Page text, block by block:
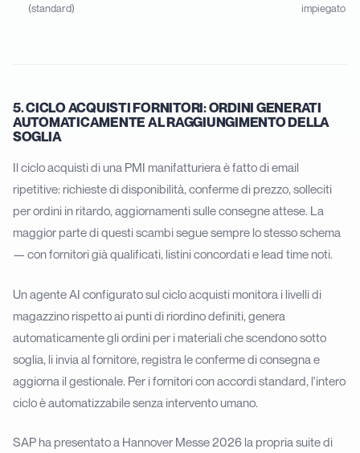
(standard)
impiegato
5. CICLO ACQUISTI FORNITORI: ORDINI GENERATI
AUTOMATICAMENTE AL RAGGIUNGIMENTO DELLA
SOGLIA
Il ciclo acquisti di una PMI manifatturiera è fatto di email
ripetitive: richieste di disponibilità, conferme di prezzo, solleciti
per ordini in ritardo, aggiornamenti sulle consegne attese. La
maggior parte di questi scambi segue sempre lo stesso schema
— con fornitori già qualificati, listini concordati e lead time noti.
Un agente AI configurato sul ciclo acquisti monitora i livelli di
magazzino rispetto ai punti di riordino definiti, genera
automaticamente gli ordini per i materiali che scendono sotto
soglia, li invia al fornitore, registra le conferme di consegna e
aggiorna il gestionale. Per i fornitori con accordi standard, l'intero
ciclo è automatizzabile senza intervento umano.
SAP ha presentato a Hannover Messe 2026 la propria suite di